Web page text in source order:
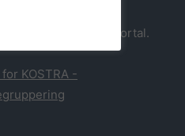
egen statistikkportal.
KOSTRA -